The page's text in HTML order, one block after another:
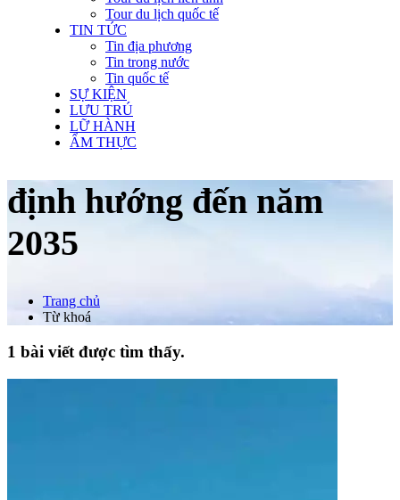
Tour du lịch quốc tế
TIN TỨC
Tin địa phương
Tin trong nước
Tin quốc tế
SỰ KIỆN
LƯU TRÚ
LỮ HÀNH
ẨM THỰC
định hướng đến năm
2035
Trang chủ
Từ khoá
1 bài viết được tìm thấy.